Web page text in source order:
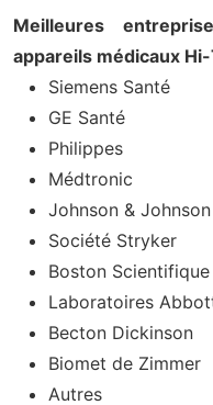
Meilleures
appareils médicaux
Siemens Santé
GE Santé
Philippes
Médtronic
Johnson &
Société Stryker
Boston Scientifique
Laboratoires
Becton Dickinson
Biomet de Zimmer
Autres